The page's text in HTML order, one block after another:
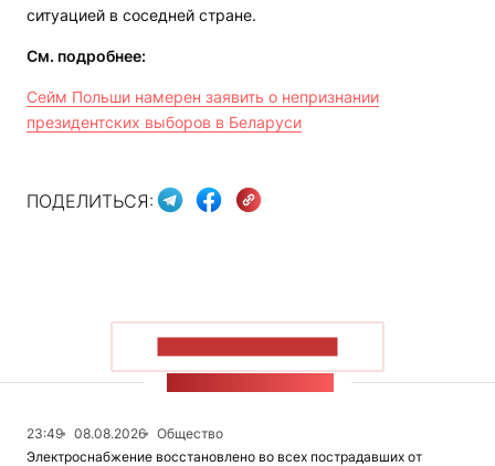
ситуацией в соседней стране.
См. подробнее:
Сейм Польши намерен заявить о непризнании
президентских выборов в Беларуси
ПОДЕЛИТЬСЯ:
23:49 08.08.2026
Общество
Электроснабжение восстановлено во всех пострадавших от